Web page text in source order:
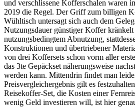
und verschlissene Kofferschalen waren
2019 die Regel. Der Griff zum billigen
Wühltisch untersagt sich auch dem
Nutzungsdauer günstiger Koffer
nutzungsbedingtem Abnutzung,
Konstruktionen und übertriebener
von drei Koffersets schon vorm aller
das 3te Gepäckset näherungsweise
werden kann. Mittendrin findet man
Preisvergleichergebnis gilt es
Reisekoffer-Set, die Kosten einer
wenig Geld investieren will, ist hier